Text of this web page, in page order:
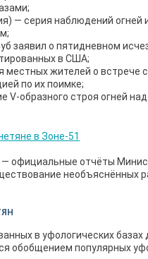
— серия наблюдений огней
заявил о пятидневном
в США;
жителей о встрече
по их поимке;
образного строя огней
официальные отчёты
необъяснённых
в уфологических базах
обобщением популярных